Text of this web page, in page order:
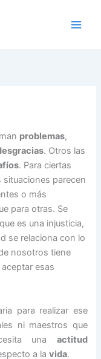
problemas,
. Otros las
. Para ciertas
situaciones parecen
o más
para otras. Se
es una injusticia,
se relaciona con lo
nosotros tiene
esas
para realizar ese
ni maestros que
una actitud
a lavida.